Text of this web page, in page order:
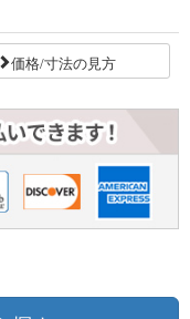
価格/寸法の見方